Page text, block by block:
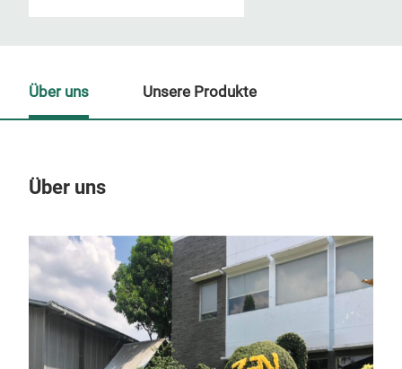
Über uns
Über uns Unsere Produkte